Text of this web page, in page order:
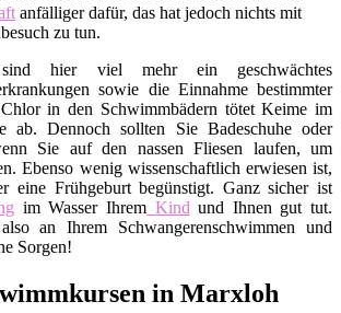
anfälliger dafür, das hat jedoch nichts mit
zu tun.
sind hier viel mehr ein geschwächtes
sowie die Einnahme bestimmter
in den Schwimmbädern tötet Keime im
ab. Dennoch sollten Sie Badeschuhe oder
Sie auf den nassen Fliesen laufen, um
Ebenso wenig wissenschaftlich erwiesen ist,
eine Frühgeburt begünstigt. Ganz sicher ist
im Wasser Ihrem Kind und Ihnen gut tut.
an Ihrem Schwangerenschwimmen und
Sorgen!
in Marxloh